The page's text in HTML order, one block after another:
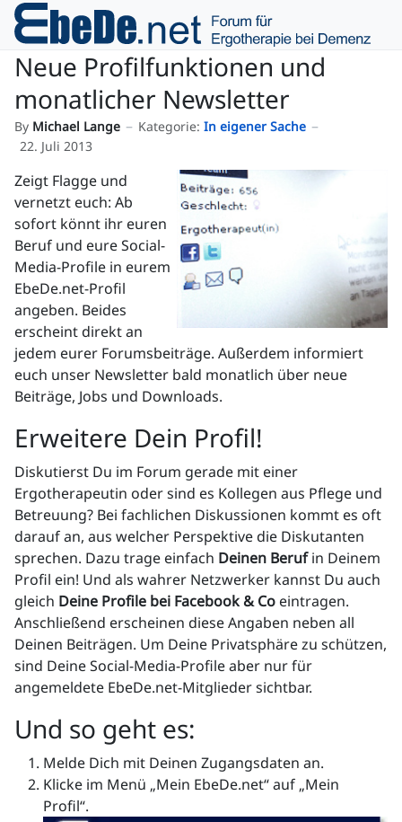
Neue Profilfunktionen und
monatlicher Newsletter
By Michael Lange Kategorie: In eigener Sache
22. Juli 2013
Zeigt Flagge und
vernetzt euch: Ab
sofort könnt ihr euren
Beruf und eure Social-
Media-Profile in eurem
EbeDe.net-Profil
angeben. Beides
erscheint direkt an
jedem eurer Forumsbeiträge. Außerdem informiert
euch unser Newsletter bald monatlich über neue
Beiträge, Jobs und Downloads.
Erweitere Dein Profil!
Diskutierst Du im Forum gerade mit einer
Ergotherapeutin oder sind es Kollegen aus Pflege und
Betreuung? Bei fachlichen Diskussionen kommt es oft
darauf an, aus welcher Perspektive die Diskutanten
sprechen. Dazu trage einfach Deinen Berufin Deinem
Profil ein! Und als wahrer Netzwerker kannst Du auch
gleich Deine Profile bei Facebook & Co eintragen.
Anschließend erscheinen diese Angaben neben all
Deinen Beiträgen. Um Deine Privatsphäre zu schützen,
sind Deine Social-Media-Profile aber nur für
angemeldete EbeDe.net-Mitglieder sichtbar.
Und so geht es:
Melde Dich mit Deinen Zugangsdaten an.
Klicke im Menü „Mein EbeDe.net“ auf „Mein
Profil“.